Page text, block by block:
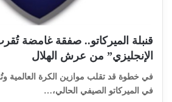
قنبلة الميركاتو.. صفقة غامضة
الإنجليزي” من عرش الهلال
​في خطوة قد تقلب موازين الكرة العالمية
في الميركاتو الصيفي الحالي،…